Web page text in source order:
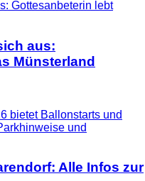
aus:
Münsterland
Alle Infos zur